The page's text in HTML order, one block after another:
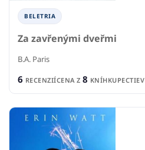
BELETRIA
Za zavřenými dveřmi
B.A. Paris
6 RECENZIÍCENA Z 8 KNÍHKUPECTIEV